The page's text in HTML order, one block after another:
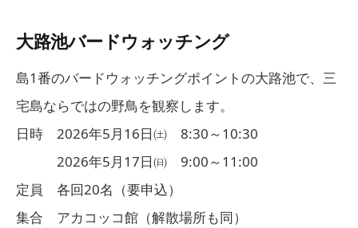
大路池バードウォッチング
島1番のバードウォッチングポイントの大路池で、三
宅島ならではの野鳥を観察します。
日時 2026年5月16日㈯ 8:30～10:30
2026年5月17日㈰ 9:00～11:00
定員 各回20名（要申込）
集合 アカコッコ館（解散場所も同）